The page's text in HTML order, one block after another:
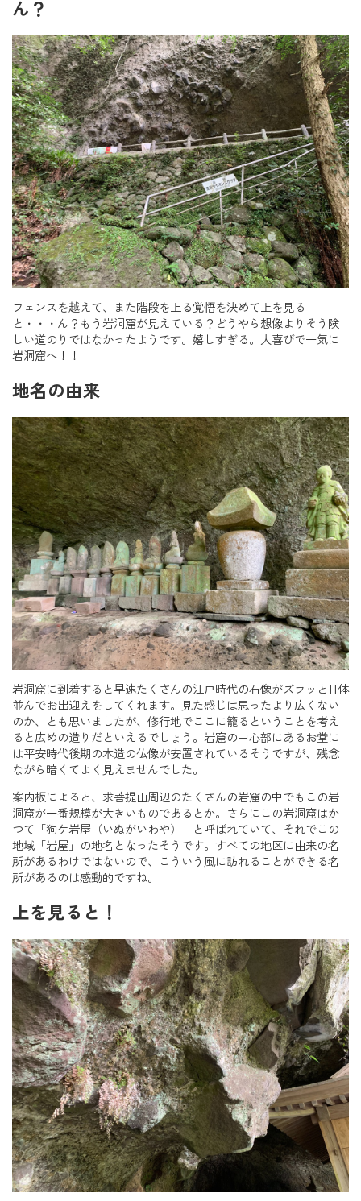
ん？
フェンスを越えて、また階段を上る覚悟を決めて上を見る
と・・・ん？もう岩洞窟が見えている？どうやら想像よりそう険
しい道のりではなかったようです。嬉しすぎる。大喜びで一気に
岩洞窟へ！！
地名の由来
岩洞窟に到着すると早速たくさんの江戸時代の石像がズラッと11体
並んでお出迎えをしてくれます。見た感じは思ったより広くない
のか、とも思いましたが、修行地でここに籠るということを考え
ると広めの造りだといえるでしょう。岩窟の中心部にあるお堂に
は平安時代後期の木造の仏像が安置されているそうですが、残念
ながら暗くてよく見えませんでした。
案内板によると、求菩提山周辺のたくさんの岩窟の中でもこの岩
洞窟が一番規模が大きいものであるとか。さらにこの岩洞窟はか
つて「狗ケ岩屋（いぬがいわや）」と呼ばれていて、それでこの
地域「岩屋」の地名となったそうです。すべての地区に由来の名
所があるわけではないので、こういう風に訪れることができる名
所があるのは感動的ですね。
上を見ると！